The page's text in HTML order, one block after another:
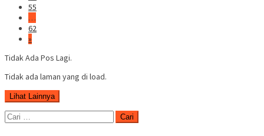
55
…
62
»
Tidak Ada Pos Lagi.
Tidak ada laman yang di load.
Lihat Lainnya
Cari
untuk: